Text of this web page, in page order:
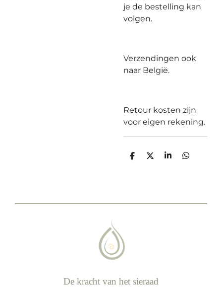
je de bestelling kan
volgen.
Verzendingen ook
naar België.
Retour kosten zijn
voor eigen rekening.
D
D
S
D
De kracht van het sieraad